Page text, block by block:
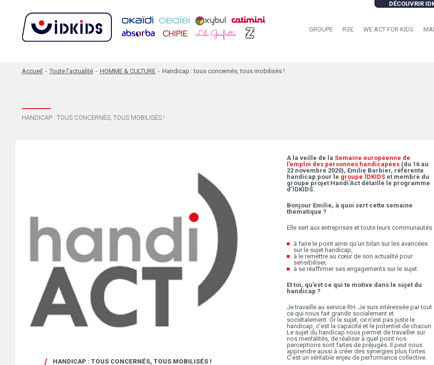
DÉCOUVRIR
GROUPE RSE WE ACT FOR KIDS
Accueil - Toute l’actualité - HOMME & CULTURE - Handicap : tous concernés, tous mobilisés !
HANDICAP : TOUS CONCERNÉS, TOUS MOBILISÉS !
HANDICAP : TOUS CONCERNÉS, TOUS MOBILISÉS !
A la veille de la Semaine européenne de
l’emploi des personnes handicapées (du 16 au
22 novembre 2020), Emilie Barbier, référente
handicap pour le groupe ÏDKIDS et membre du
groupe projet Handi’Act détaille le programme
d’ÏDKIDS.
Bonjour Emilie, à quoi sert cette semaine
thématique ?
Elle sert aux entreprises et toute leurs communautés
à faire le point ainsi qu’un bilan sur les avancées
sur le sujet handicap,
à le remettre au cœur de son actualité pour
sensibiliser,
à se réaffirmer ses engagements sur le sujet.
Et toi, qu’est ce qui te motive dans le sujet du
handicap ?
Je travaille au service RH. Je suis intéressée par tout
ce qui nous fait grandir socialement et
sociétalement. Or le sujet, ce n’est pas juste le
handicap, c’est la capacité et le potentiel de chacun.
Le sujet du handicap nous permet de travailler sur
nos mentalités, de réaliser à quel point nos
perceptions sont faites de préjugés. Il peut nous
apprendre aussi à créer des synergies plus fortes.
C’est un véritable enjeu de performance collective.